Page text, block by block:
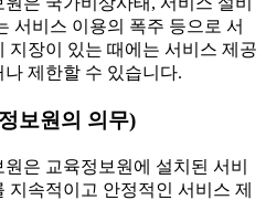
서비스 이용의 폭주 등으로 서
지장이 있는 때에는 서비스 제공
나 제한할 수 있습니다.
보원의 의무)
은 교육정보원에 설치된 서비
지속적이고 안정적인 서비스 제